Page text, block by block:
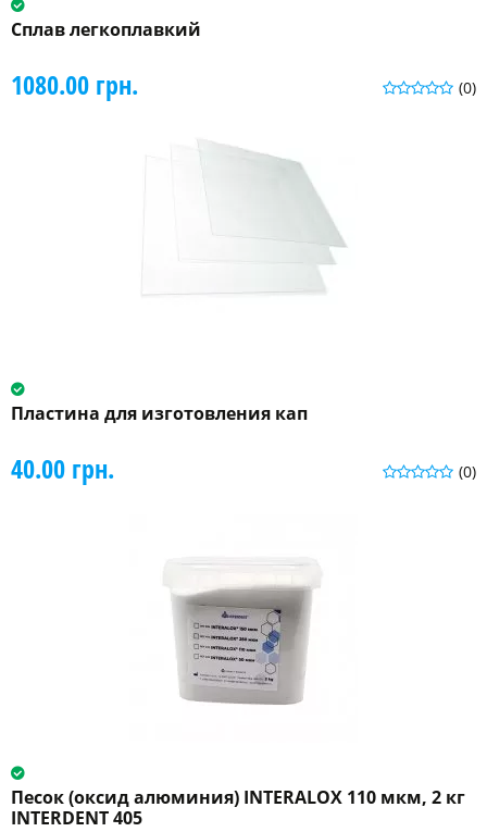
Сплав легкоплавкий
(0)
1080.00 грн.
Пластина для изготовления кап
(0)
40.00 грн.
Песок (оксид алюминия) INTERALOX 110 мкм, 2 кг
INTERDENT 405